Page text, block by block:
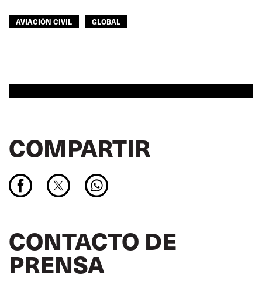
AVIACIÓN CIVIL GLOBAL
COMPARTIR
CONTACTO DE
PRENSA